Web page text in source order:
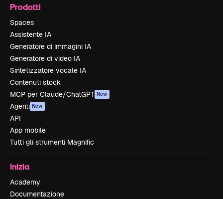
Prodotti
Spaces
Assistente IA
Generatore di immagini IA
Generatore di video IA
Sintetizzatore vocale IA
Contenuti stock
MCP per Claude/ChatGPT New
Agenti New
API
App mobile
Tutti gli strumenti Magnific
Inizia
Academy
Documentazione